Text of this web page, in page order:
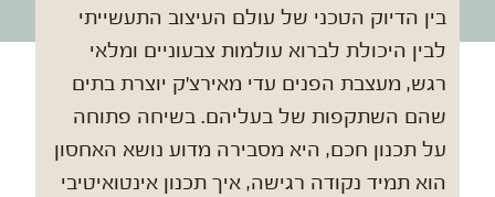
בין הדיוק הטכני של עולם העיצוב התעשייתי
לבין היכולת לברוא עולמות צבעוניים ומלאי
רגש, מעצבת הפנים עדי מאירצ'ק יוצרת בתים
שהם השתקפות של בעליהם. בשיחה פתוחה
על תכנון חכם, היא מסבירה מדוע נושא האחסון
הוא תמיד נקודה רגישה, איך תכנון אינטואיטיבי